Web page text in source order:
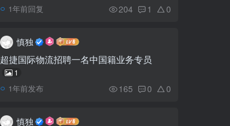
一中籍男子在国公省溺水
4
西哈努克省一中国公民遭
枪击身亡，嫌疑人在逃
在赌场被捕
1年前回复 204 1 0
慎独
超捷国际物流招聘一名中国籍业务专员
1
1年前发布 165 0 0
慎独